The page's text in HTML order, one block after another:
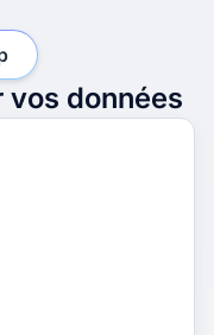
vos données